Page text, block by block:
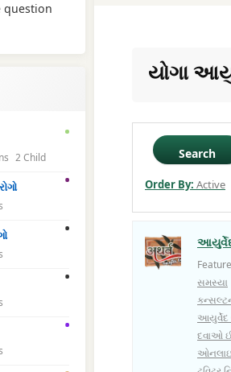
યોગા
Search
Order By: Active
સમસ્યા
આયુર્વેદ
દવાઓ
question
2 Child